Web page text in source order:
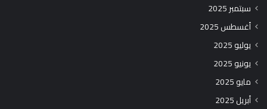
سبتمبر 2025
أغسطس 2025
يوليو 2025
يونيو 2025
مايو 2025
أبريل 2025